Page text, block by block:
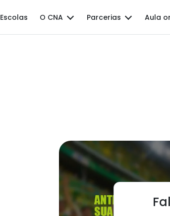
Escolas O CNA Parcerias Aula